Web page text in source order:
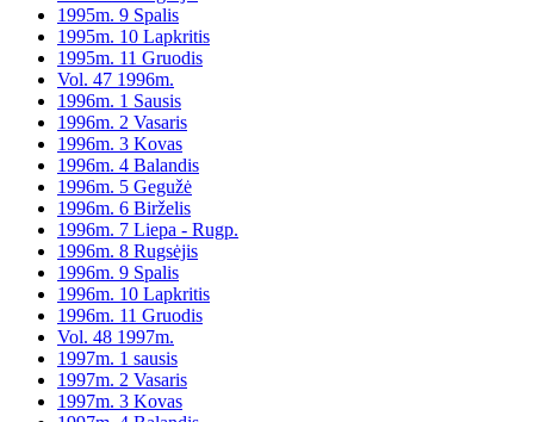
1995m. 9 Spalis
1995m. 10 Lapkritis
1995m. 11 Gruodis
Vol. 47 1996m.
1996m. 1 Sausis
1996m. 2 Vasaris
1996m. 3 Kovas
1996m. 4 Balandis
1996m. 5 Gegužė
1996m. 6 Birželis
1996m. 7 Liepa - Rugp.
1996m. 8 Rugsėjis
1996m. 9 Spalis
1996m. 10 Lapkritis
1996m. 11 Gruodis
Vol. 48 1997m.
1997m. 1 sausis
1997m. 2 Vasaris
1997m. 3 Kovas